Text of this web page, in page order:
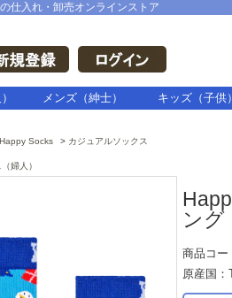
仕入れ・卸売オンラインストア
メンズ（紳士） キッズ（子供）
Happy Socks カジュアルソックス
婦人）
ング
商品コー
原産国：